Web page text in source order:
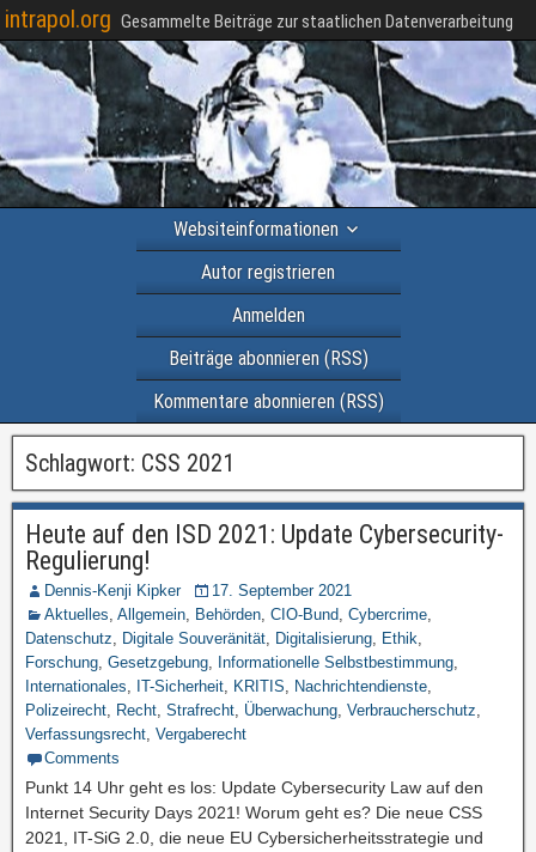
intrapol.org Gesammelte Beiträge zur staatlichen Datenverarbeitung
Websiteinformationen
Autor registrieren
Anmelden
Beiträge abonnieren (RSS)
Kommentare abonnieren (RSS)
Schlagwort: CSS 2021
Heute auf den ISD 2021: Update Cybersecurity-
Regulierung!
Dennis-Kenji Kipker
17. September 2021
Aktuelles, Allgemein, Behörden, CIO-Bund, Cybercrime,
Datenschutz, Digitale Souveränität, Digitalisierung, Ethik,
Forschung, Gesetzgebung, Informationelle Selbstbestimmung,
Internationales, IT-Sicherheit, KRITIS, Nachrichtendienste,
Polizeirecht, Recht, Strafrecht, Überwachung, Verbraucherschutz,
Verfassungsrecht, Vergaberecht
Comments
Punkt 14 Uhr geht es los: Update Cybersecurity Law auf den
Internet Security Days 2021! Worum geht es? Die neue CSS
2021, IT-SiG 2.0, die neue EU Cybersicherheitsstrategie und